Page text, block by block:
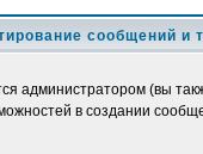
сообщений и
администратором (вы
в создании